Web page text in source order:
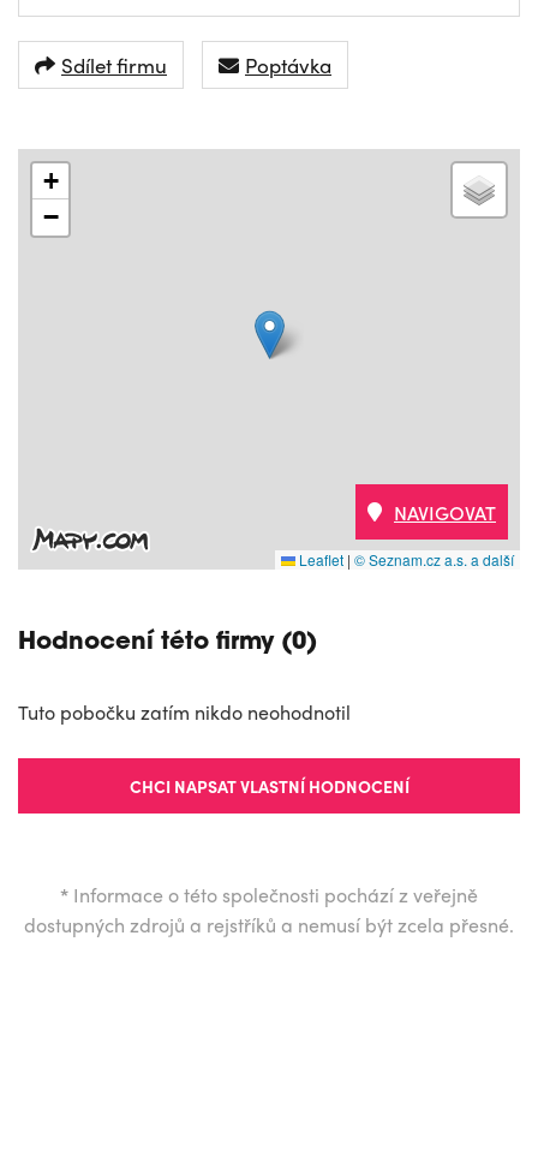
Sdílet firmu Poptávka
+
−
Leaflet | © Seznam.cz a.s. a další
NAVIGOVAT
Hodnocení této firmy (0)
Tuto pobočku zatím nikdo neohodnotil
CHCI NAPSAT VLASTNÍ HODNOCENÍ
* Informace o této společnosti pochází z veřejně
dostupných zdrojů a rejstříků a nemusí být zcela přesné.